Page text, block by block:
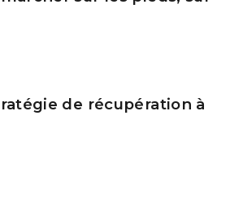
de récupération à